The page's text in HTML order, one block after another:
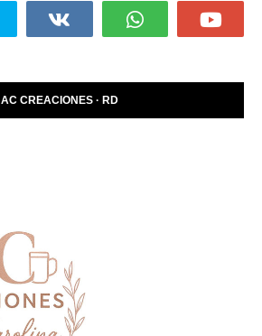
AC CREACIONES · RD